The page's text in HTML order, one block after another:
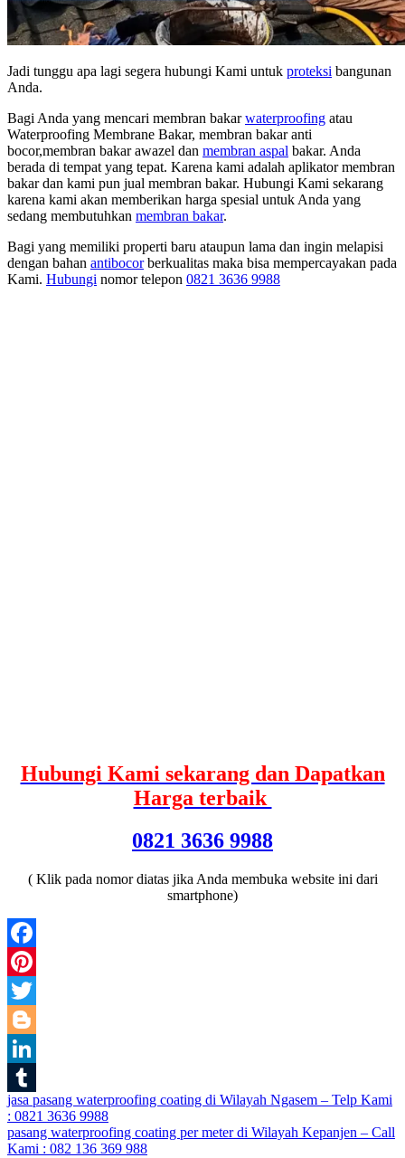
Jadi tunggu apa lagi segera hubungi Kami untuk proteksi bangunan
Anda.
Bagi Anda yang mencari membran bakarwaterproofing atau
Waterproofing Membrane Bakar, membran bakar anti
bocor,membran bakar awazel dan membran aspal bakar. Anda
berada di tempat yang tepat. Karena kami adalah aplikator membran
bakar dan kami pun jual membran bakar. Hubungi Kami sekarang
karena kami akan memberikan harga spesial untuk Anda yang
sedang membutuhkan membran bakar.
Bagi yang memiliki properti baru ataupun lama dan ingin melapisi
dengan bahan antibocorberkualitas maka bisa mempercayakan pada
Kami. Hubungi nomor telepon 0821 3636 9988
Hubungi Kami sekarang dan Dapatkan
Harga terbaik
0821 3636 9988
( Klik pada nomor diatas jika Anda membuka website ini dari
smartphone)
Facebook
Pinterest
Twitter
Blogger
LinkedIn
Tumblr
Post
navigation
jasa pasang waterproofing coating di Wilayah Ngasem – Telp Kami
: 0821 3636 9988
pasang waterproofing coating per meter di Wilayah Kepanjen – Call
Kami : 082 136 369 988